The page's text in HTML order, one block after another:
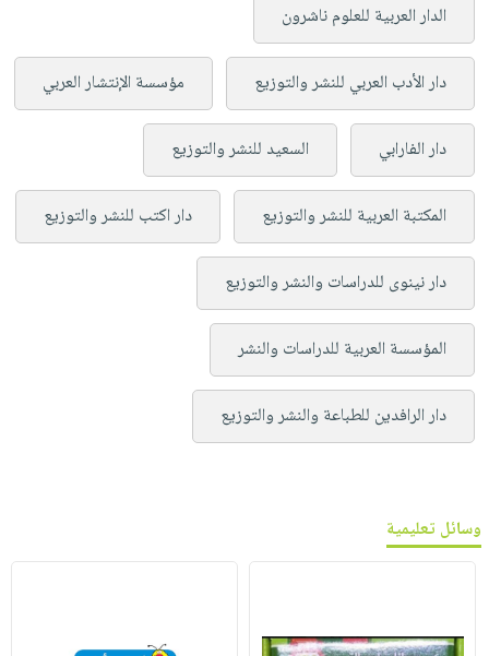
الدار العربية للعلوم ناشرون
دار الأدب العربي للنشر والتوزيع مؤسسة الإنتشار العربي
دار الفارابي السعيد للنشر والتوزيع
المكتبة العربية للنشر والتوزيع دار اكتب للنشر والتوزيع
دار نينوى للدراسات والنشر والتوزيع
المؤسسة العربية للدراسات والنشر
دار الرافدين للطباعة والنشر والتوزيع
وسائل تعليمية